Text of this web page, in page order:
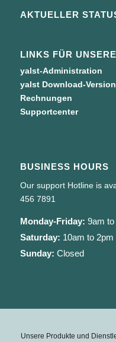
AKTUELLER
LINKS FÜR
yalst-Administration
yalst Download-Version
Rechnungen
Supportcenter
BUSINESS HOURS
Our support Hotline is
456 7891
Monday-Friday: 9am to
Saturday: 10am to 2pm
Sunday: Closed
Unsere Produkte und